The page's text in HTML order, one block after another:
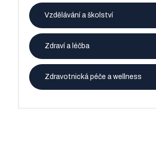
Vzdělávání a školství
Zdraví a léčba
Zdravotnická péče a wellness